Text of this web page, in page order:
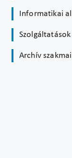
Informatikai
Szolgáltatások
Archív